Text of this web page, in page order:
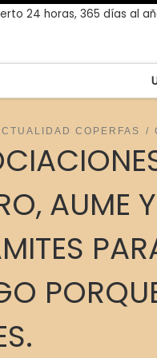
24 horas, 365 días al
COPERFAS
AUME